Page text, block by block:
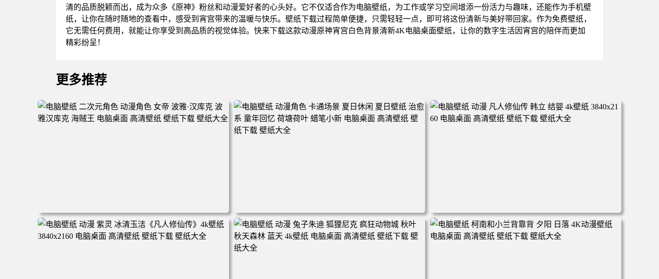
清的品质脱颖而出，成为众多《原神》粉丝和动漫爱好者的心头好。它不仅适合作为电脑壁纸，为工作或学习空间增添一份活力与趣味，还能作为手机壁
纸，让你在随时随地的查看中，感受到宵宫带来的温暖与快乐。壁纸下载过程简单便捷，只需轻轻一点，即可将这份清新与美好带回家。作为免费壁纸，
它无需任何费用，就能让你享受到高品质的视觉体验。快来下载这款动漫原神宵宫白色背景清新4K电脑桌面壁纸，让你的数字生活因宵宫的陪伴而更加
精彩纷呈！
更多推荐
电脑壁纸 二次元角色 动漫角色 女帝 波雅·汉库克 波雅汉库
克 海贼王 电脑桌面 高清壁纸 壁纸下载 壁纸大全
电脑壁纸 动漫角色 卡通场景 夏日休闲 夏日壁纸 治愈系 童
年回忆 荷塘荷叶 蜡笔小新 电脑桌面 高清壁纸 壁纸下载 壁
纸大全
电脑壁纸 动漫 凡人修仙传 韩立 结婴 4k壁纸 3840x2160 电
脑桌面 高清壁纸 壁纸下载 壁纸大全